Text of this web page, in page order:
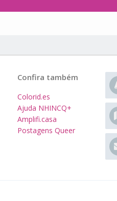
Confira também
Colorid.es
Ajuda NHINCQ+
Amplifi.casa
Postagens Queer